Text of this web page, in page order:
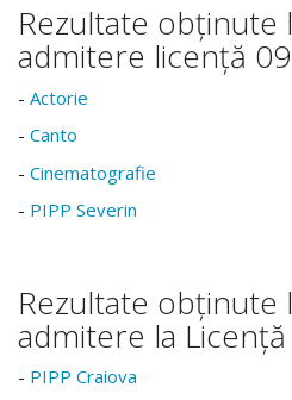
Rezultate obținute
admitere licență
- Actorie
- Canto
- Cinematografie
- PIPP Severin
Rezultate obținute
admitere la
- PIPP Craiova